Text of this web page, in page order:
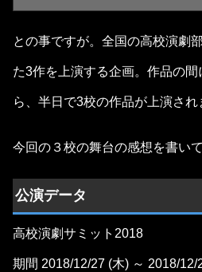
との事ですが。全国の高校演劇
た3作を上演する企画。作品の
ら、半日で3校の作品が上演され
今回の３校の舞台の感想を書いて
公演データ
高校演劇サミット2018
期間 2018/12/27 (木) ～ 2018/12/